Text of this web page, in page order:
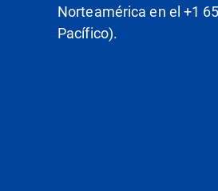
Norteamérica en el +1
Pacífico).